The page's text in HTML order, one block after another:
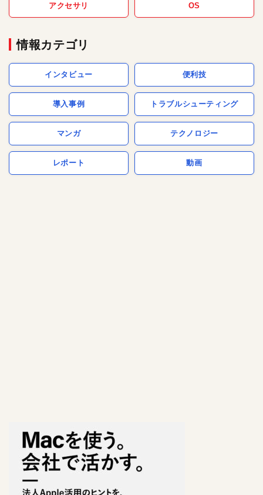
アクセサリ OS
情報カテゴリ
インタビュー 便利技
導入事例 トラブルシューティング
マンガ テクノロジー
レポート 動画